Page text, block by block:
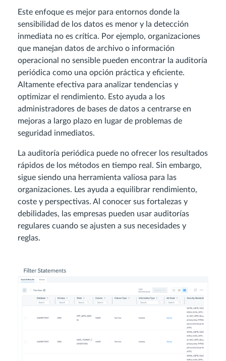
Este enfoque es mejor para entornos donde la
sensibilidad de los datos es menor y la detección
inmediata no es crítica. Por ejemplo, organizaciones
que manejan datos de archivo o información
operacional no sensible pueden encontrar la auditoría
periódica como una opción práctica y eficiente.
Altamente efectiva para analizar tendencias y
optimizar el rendimiento. Esto ayuda a los
administradores de bases de datos a centrarse en
mejoras a largo plazo en lugar de problemas de
seguridad inmediatos.
La auditoría periódica puede no ofrecer los resultados
rápidos de los métodos en tiempo real. Sin embargo,
sigue siendo una herramienta valiosa para las
organizaciones. Les ayuda a equilibrar rendimiento,
coste y perspectivas. Al conocer sus fortalezas y
debilidades, las empresas pueden usar auditorías
regulares cuando se ajusten a sus necesidades y
reglas.